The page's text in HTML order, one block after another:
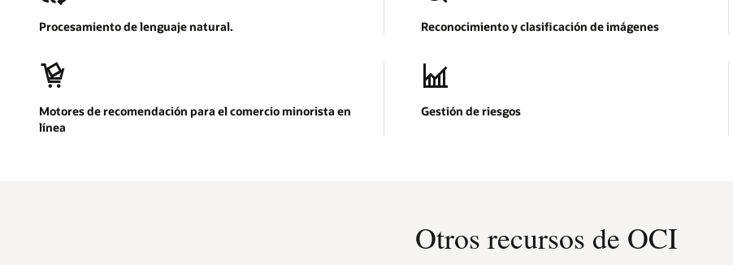
Procesamiento de lenguaje natural. Reconocimiento y clasificación de imágenes
Motores de recomendación para el comercio minorista en
línea
Gestión de riesgos
Otros recursos de OCI